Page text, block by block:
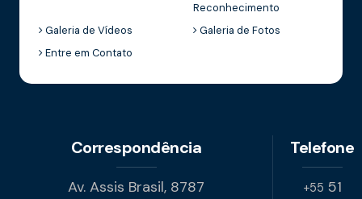
Reconhecimento
Galeria de Vídeos
Galeria de Fotos
Entre em Contato
Correspondência
Av. Assis Brasil, 8787
Telefone
+55 51